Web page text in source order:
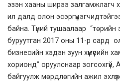
эзэн хааны ширээ залгамжлагч
ил далд олон
байна. Түүний тушаалаар
буруутган 2017 оны 11-р сард
бизнесийн хэдэн зуун хүмүүсийн
хорионд” оруулснаар
байгуулж мөрдлөгийн ажил